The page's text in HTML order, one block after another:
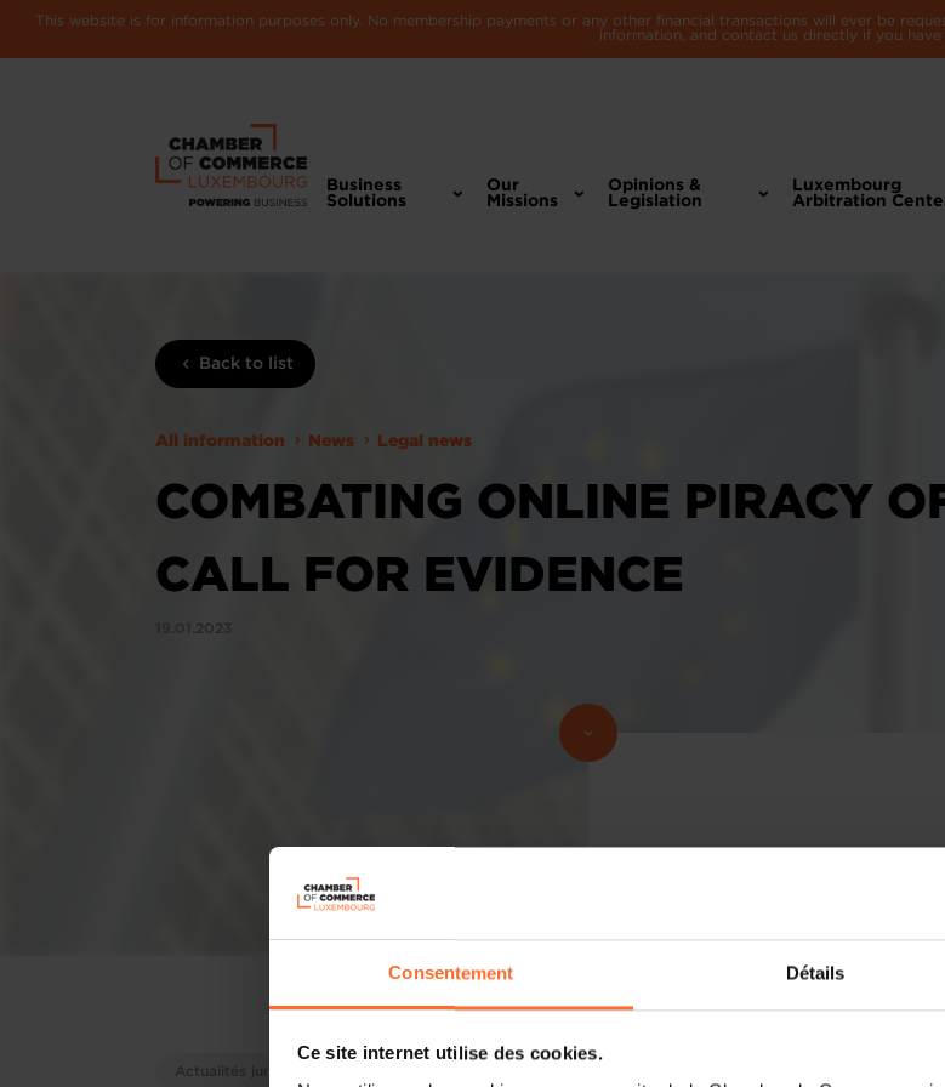
Consentement Détails
Ce site internet utilise des cookies.
This website is for information purposes only. No membership payments or any other financial transactions will ever be
information, and contact us directly if you have
Business
Solutions
Our
Missions
Opinions &
Legislation
Luxembourg
Arbitration
Back to list
All information News Legal news
COMBATING ONLINE PIRACY
CALL FOR EVIDENCE
19.01.2023
Actualités juridiques